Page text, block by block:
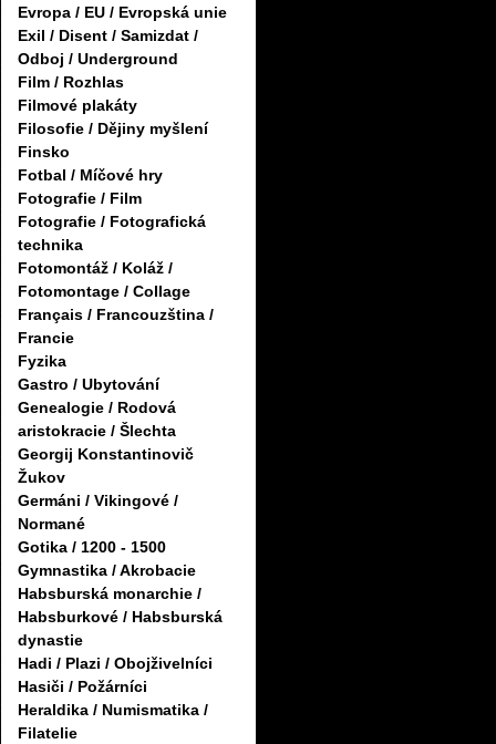
Evropa / EU / Evropská unie
Exil / Disent / Samizdat /
Odboj / Underground
Film / Rozhlas
Filmové plakáty
Filosofie / Dějiny myšlení
Finsko
Fotbal / Míčové hry
Fotografie / Film
Fotografie / Fotografická
technika
Fotomontáž / Koláž /
Fotomontage / Collage
Français / Francouzština /
Francie
Fyzika
Gastro / Ubytování
Genealogie / Rodová
aristokracie / Šlechta
Georgij Konstantinovič
Žukov
Germáni / Vikingové /
Normané
Gotika / 1200 - 1500
Gymnastika / Akrobacie
Habsburská monarchie /
Habsburkové / Habsburská
dynastie
Hadi / Plazi / Obojživelníci
Hasiči / Požárníci
Heraldika / Numismatika /
Filatelie